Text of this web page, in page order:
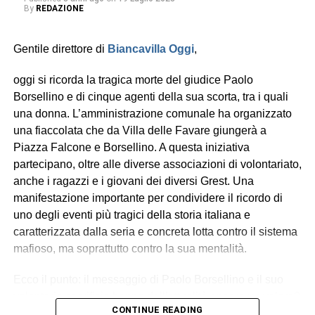
Rinviare troppo oltre la data, avrebbe comportato una
a chi fa più rumore ma per regalare un applauso meritato
ai nostri artisti e per goderci, insieme, la loro arte. Un
giorno di festa non offende il Cielo.
ANTONIO BONANNO, Sindaco di Biancavilla
© RIPRODUZIONE RISERVATA
By REDAZIONE
Gentile direttore di Biancavilla Oggi,
oggi si ricorda la tragica morte del giudice Paolo
Borsellino e di cinque agenti della sua scorta, tra i quali
una donna. L’amministrazione comunale ha organizzato
una fiaccolata che da Villa delle Favare giungerà a
Piazza Falcone e Borsellino. A questa iniziativa
partecipano, oltre alle diverse associazioni di volontariato,
anche i ragazzi e i giovani dei diversi Grest. Una
manifestazione importante per condividere il ricordo di
uno degli eventi più tragici della storia italiana e
caratterizzata dalla seria e concreta lotta contro il sistema
mafioso, ma soprattutto contro la sua mentalità.
volontario sacrificio hanno dell’attualità ancora un valore?
CONTINUE READING